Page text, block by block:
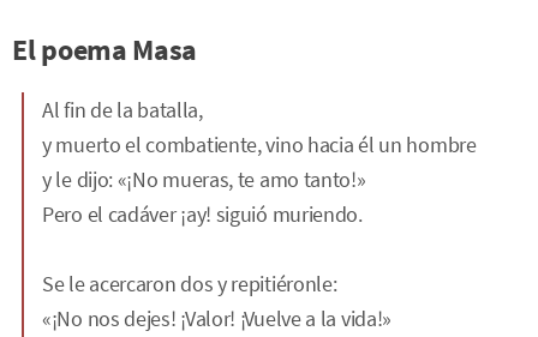
El poema Masa
Al fin de la batalla,
y muerto el combatiente, vino hacia él un hombre
y le dijo: «¡No mueras, te amo tanto!»
Pero el cadáver ¡ay! siguió muriendo.
Se le acercaron dos y repitiéronle:
«¡No nos dejes! ¡Valor! ¡Vuelve a la vida!»